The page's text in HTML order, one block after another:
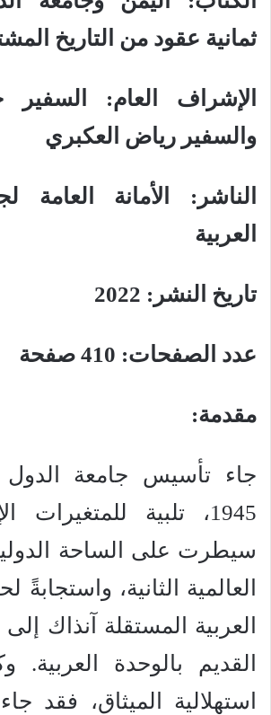
ثمانية عقود من التاريخ
الإشراف العام:
والسفير رياض العكبري
الناشر: الأمانة العامة
العربية
تاريخ النشر: 2022
عدد الصفحات: 410 صفحة
مقدمة:
جاء تأسيس جامعة الدول
1945، تلبية للمتغيرات
سيطرت على الساحة
العالمية الثانية،
العربية المستقلة آنذاك
القديم بالوحدة
استهلالية الميثاق، فقد